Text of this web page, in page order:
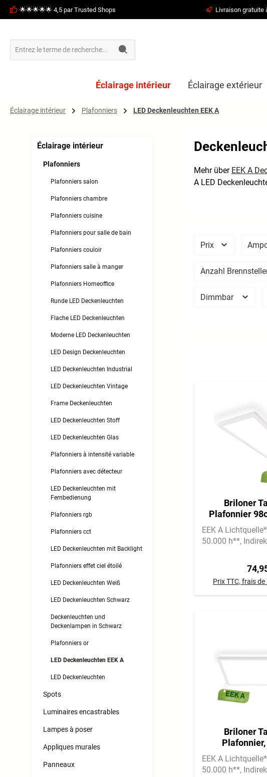
Passer à la navigation principale
🌟🌟🌟🌟🌟 4,5 par Trusted Shops Livraison gratuite
Éclairage intérieur Éclairage extérieur
Éclairage intérieur Plafonniers LED Deckenleuchten EEK A
Éclairage intérieur
Plafonniers
Plafonniers salon
Plafonniers chambre
Plafonniers cuisine
Plafonniers pour salle de bain
Plafonniers couloir
Plafonniers salle à manger
Plafonniers Homeoffice
Runde LED Deckenleuchten
Flache LED Deckenleuchten
Moderne LED Deckenleuchten
LED Design Deckenleuchten
LED Deckenleuchten Industrial
LED Deckenleuchten Vintage
Frame Deckenleuchten
LED Deckenleuchten Stoff
LED Deckenleuchten Glas
Plafonniers à intensité variable
Plafonniers avec détecteur
LED Deckenleuchten mit
Fernbedienung
Plafonniers rgb
Plafonniers cct
LED Deckenleuchten mit Backlight
Plafonniers effet ciel étoilé
LED Deckenleuchten Weiß
LED Deckenleuchten Schwarz
Deckenleuchten und
Deckenlampen in Schwarz
Plafonniers or
LED Deckenleuchten EEK A
LED Deckenleuchten
Spots
Luminaires encastrables
Lampes à poser
Appliques murales
Panneaux
Mehr über EEK A
A LED
Prix
Anzahl
Dimmbar
Briloner
Plafonnier
EEK A Lichtquelle*
50.000 h**
Prix TTC, frais
Briloner
énergétique A,
EEK A Lichtquelle*
50.000 h**